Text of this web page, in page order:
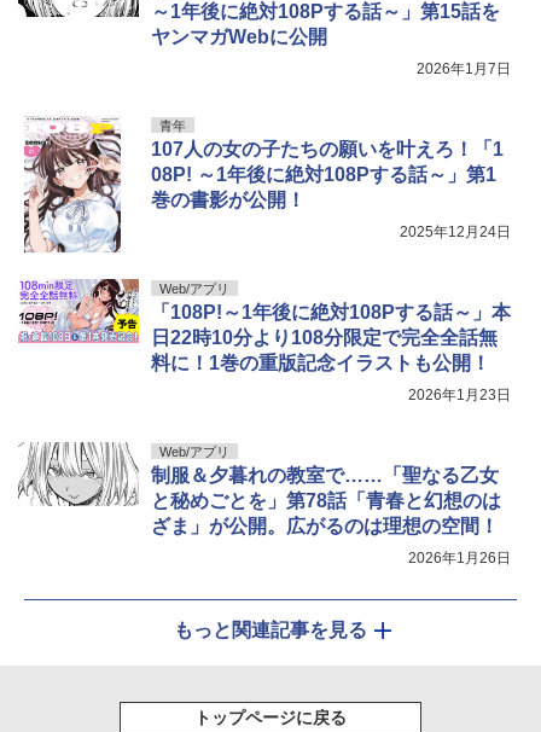
～1年後に絶対108Pする話～」第15話を
ヤンマガWebに公開
2026年1月7日
青年
107人の女の子たちの願いを叶えろ！「1
08P! ～1年後に絶対108Pする話～」第1
巻の書影が公開！
2025年12月24日
Web/アプリ
「108P!～1年後に絶対108Pする話～」本
日22時10分より108分限定で完全全話無
料に！1巻の重版記念イラストも公開！
2026年1月23日
Web/アプリ
制服＆夕暮れの教室で……「聖なる乙女
と秘めごとを」第78話「青春と幻想のは
ざま」が公開。広がるのは理想の空間！
2026年1月26日
もっと関連記事を見る
トップページに戻る